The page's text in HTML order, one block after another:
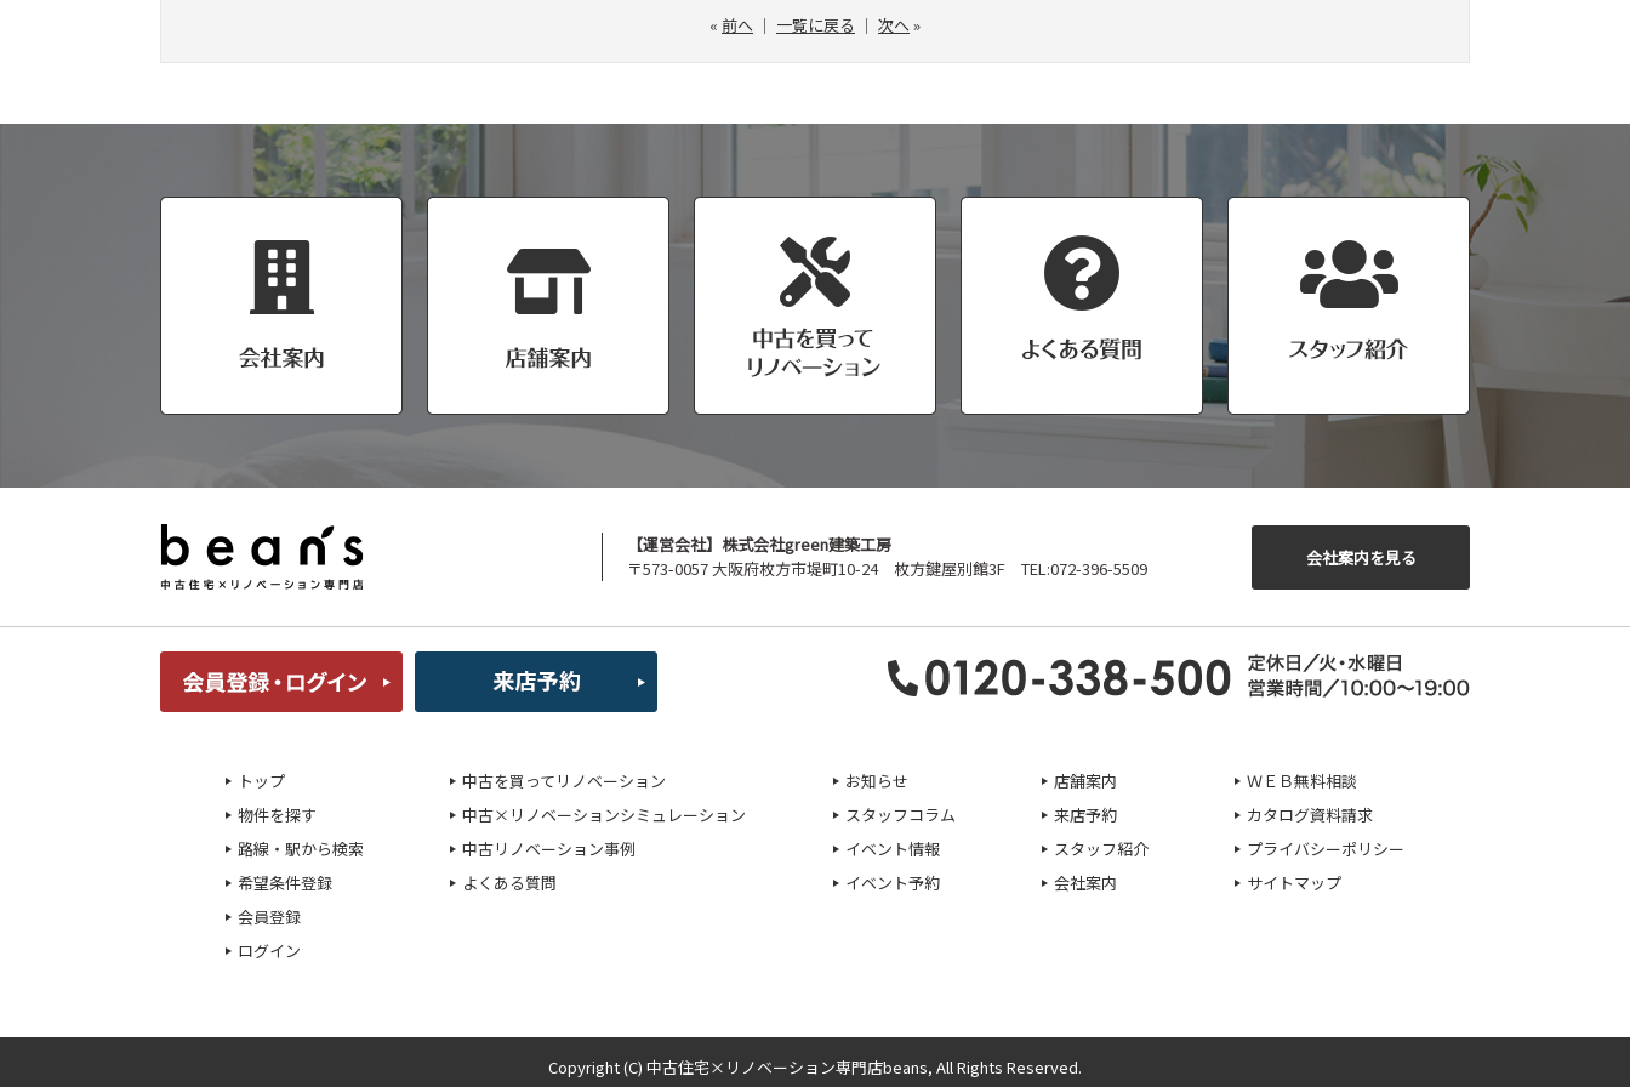
« 前へ ｜ 一覧に戻る ｜ 次へ»
【運営会社】株式会社green建築工房
〒573-0057 大阪府枚方市堤町10-24 枚方鍵屋別館3F TEL:072-396-5509
会社案内を見る
トップ
物件を探す
路線・駅から検索
希望条件登録
会員登録
ログイン
中古を買ってリノベーション
中古×リノベーションシミュレーション
中古リノベーション事例
よくある質問
お知らせ
スタッフコラム
イベント情報
イベント予約
店舗案内
来店予約
スタッフ紹介
会社案内
ＷＥＢ無料相談
カタログ資料請求
プライバシーポリシー
サイトマップ
Copyright (C) 中古住宅×リノベーション専門店beans, All Rights Reserved.